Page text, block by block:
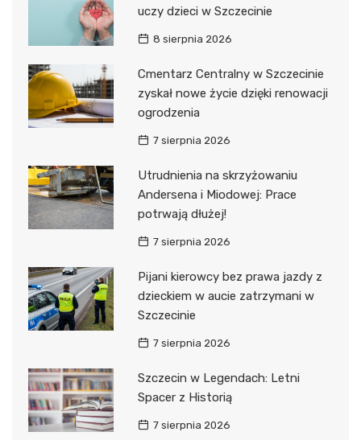
uczy dzieci w Szczecinie
8 sierpnia 2026
Cmentarz Centralny w Szczecinie
zyskał nowe życie dzięki renowacji
ogrodzenia
7 sierpnia 2026
Utrudnienia na skrzyżowaniu
Andersena i Miodowej: Prace
potrwają dłużej!
7 sierpnia 2026
Pijani kierowcy bez prawa jazdy z
dzieckiem w aucie zatrzymani w
Szczecinie
7 sierpnia 2026
Szczecin w Legendach: Letni
Spacer z Historią
7 sierpnia 2026